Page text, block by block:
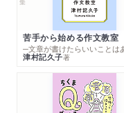
苦手から始める作文教室
─文章が書けたらいいことは
津村記久子著